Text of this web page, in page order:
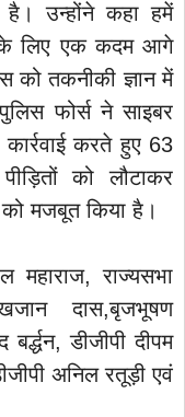
है। उन्होंने कहा हमें
के लिए एक कदम आगे
को तकनीकी ज्ञान में
फोर्स ने साइबर
करते हुए 63
को लौटाकर
मजबूत किया है।
राज्यसभा
दास,बृजभूषण
डीजीपी दीपम
अनिल रतूड़ी एवं